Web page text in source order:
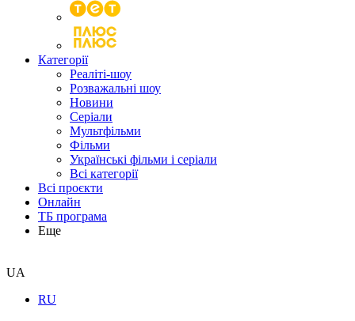
Категорії
Реаліті-шоу
Розважальні шоу
Новини
Серіали
Мультфільми
Фільми
Українські фільми і серіали
Всі категорії
Всі проєкти
Онлайн
ТБ програма
Еще
UA
RU